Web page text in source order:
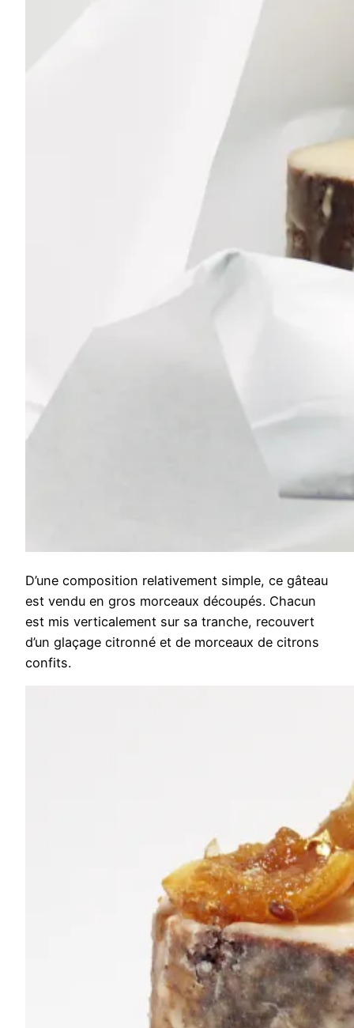
D’une composition relativement simple, ce gâteau
est vendu en gros morceaux découpés. Chacun
est mis verticalement sur sa tranche, recouvert
d’un glaçage citronné et de morceaux de citrons
confits.